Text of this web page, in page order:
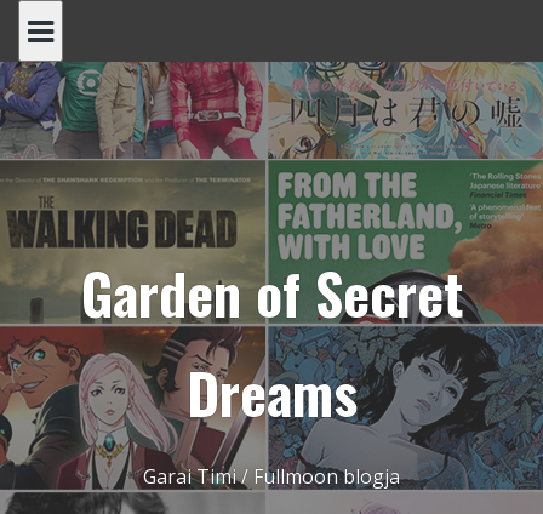
content
Garden of Secret
Dreams
Garai Timi / Fullmoon blogja